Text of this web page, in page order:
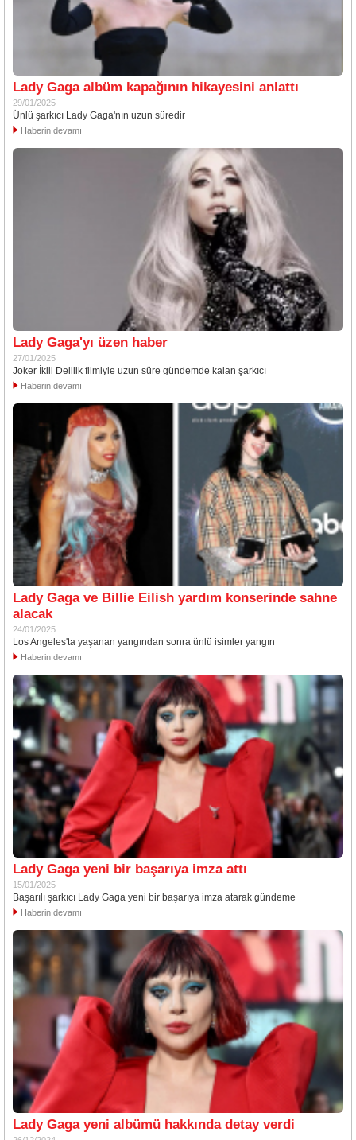
Lady Gaga albüm kapağının hikayesini anlattı
29/01/2025
Ünlü şarkıcı Lady Gaga'nın uzun süredir
Haberin devamı
Lady Gaga'yı üzen haber
27/01/2025
Joker İkili Delilik filmiyle uzun süre gündemde kalan şarkıcı
Haberin devamı
Lady Gaga ve Billie Eilish yardım konserinde sahne
alacak
24/01/2025
Los Angeles'ta yaşanan yangından sonra ünlü isimler yangın
Haberin devamı
Lady Gaga yeni bir başarıya imza attı
15/01/2025
Başarılı şarkıcı Lady Gaga yeni bir başarıya imza atarak gündeme
Haberin devamı
Lady Gaga yeni albümü hakkında detay verdi